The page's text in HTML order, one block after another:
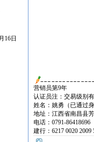
16日
营销员第9年
认证员注：交易级别
姓名：姚勇（已通过
地址：江西省南昌县
电话：0791-
建行：6217 0020